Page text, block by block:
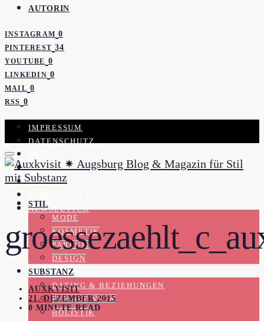
AUTORIN
INSTAGRAM 0
PINTEREST 34
YOUTUBE 0
LINKEDIN 0
MAIL 0
RSS 0
IMPRESSUM
DATENSCHUTZ
KOOPERATION
KONTAKT
NEWSLETTER
STIL
MODE
KOSMETIK
PARFUM
DESIGN
SUBSTANZ
DATING & BEZIEHUNGEN
FEMALE VIEW
HOLISTIK
AUXKVISIT
21. DEZEMBER 2015
0 MINUTE READ